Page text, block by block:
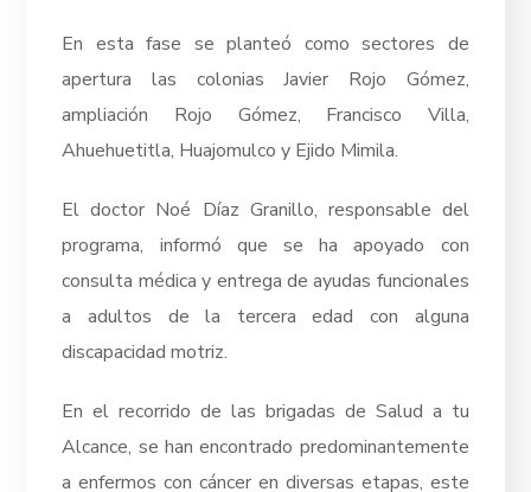
En esta fase se planteó como sectores de
apertura las colonias Javier Rojo Gómez,
ampliación Rojo Gómez, Francisco Villa,
Ahuehuetitla, Huajomulco y Ejido Mimila.
El doctor Noé Díaz Granillo, responsable del
programa, informó que se ha apoyado con
consulta médica y entrega de ayudas funcionales
a adultos de la tercera edad con alguna
discapacidad motriz.
En el recorrido de las brigadas de Salud a tu
Alcance, se han encontrado predominantemente
a enfermos con cáncer en diversas etapas, este